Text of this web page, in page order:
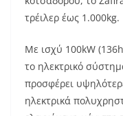
τρέιλερ έως 1.000kg.
Με ισχύ 100kW
το ηλεκτρικό
προσφέρει
ηλεκτρικά